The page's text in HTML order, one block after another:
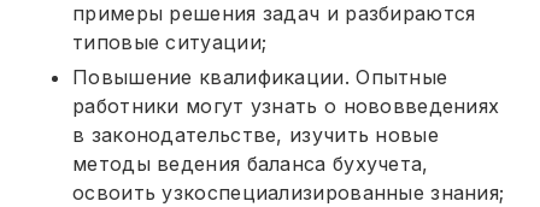
примеры решения задач и разбираются
типовые ситуации;
Повышение квалификации. Опытные
работники могут узнать о нововведениях
в законодательстве, изучить новые
методы ведения баланса бухучета,
освоить узкоспециализированные знания;